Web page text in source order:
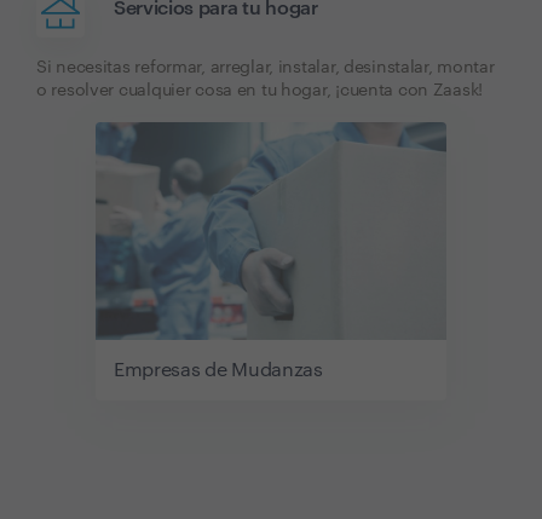
Servicios para tu hogar
Si necesitas reformar, arreglar, instalar, desinstalar, montar
o resolver cualquier cosa en tu hogar, ¡cuenta con Zaask!
Empresas de Mudanzas